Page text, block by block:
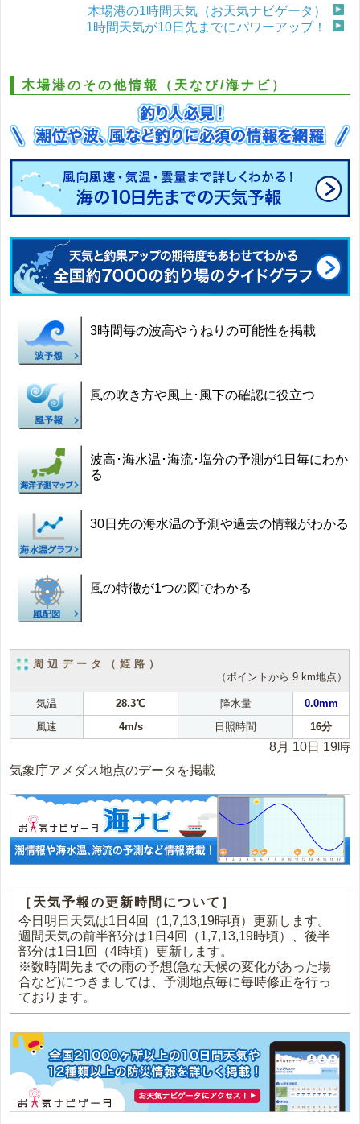
木場港の1時間天気（お天気ナビゲータ）
1時間天気が10日先までにパワーアップ！
木場港のその他情報（天なび/海ナビ）
3時間毎の波高やうねりの可能性を掲載
風の吹き方や風上･風下の確認に役立つ
波高･海水温･海流･塩分の予測が1日毎にわか
る
30日先の海水温の予測や過去の情報がわかる
風の特徴が1つの図でわかる
周辺データ（姫路）
（ポイントから 9 km地点）
気温 28.3℃ 降水量
0.0mm
風速
4m/s 日照時間 16分
8月 10日 19時
気象庁アメダス地点のデータを掲載
［天気予報の更新時間について］
今日明日天気は1日4回（1,7,13,19時頃）更新します。
週間天気の前半部分は1日4回（1,7,13,19時頃）、後半
部分は1日1回（4時頃）更新します。
※数時間先までの雨の予想(急な天候の変化があった場
合など)につきましては、予測地点毎に毎時修正を行っ
ております。